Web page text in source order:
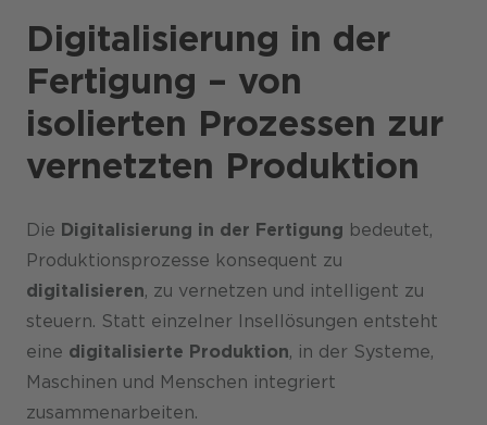
Digitalisierung in der
Fertigung – von
isolierten Prozessen zur
vernetzten Produktion
Die Digitalisierung in der Fertigung bedeutet,
Produktionsprozesse konsequent zu
digitalisieren, zu vernetzen und intelligent zu
steuern. Statt einzelner Insellösungen entsteht
eine digitalisierte Produktion, in der Systeme,
Maschinen und Menschen integriert
zusammenarbeiten.